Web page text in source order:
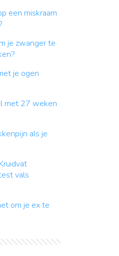
een miskraam
je zwanger te
je ogen
met 27 weken
als je
vals
om je ex te